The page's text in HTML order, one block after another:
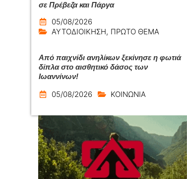
σε Πρέβεζα και Πάργα
05/08/2026
ΑΥΤΟΔΙΟΙΚΗΣΗ, ΠΡΩΤΟ ΘΕΜΑ
Από παιχνίδι ανηλίκων ξεκίνησε η φωτιά
δίπλα στο αισθητικό δάσος των
Ιωαννίνων!
05/08/2026 ΚΟΙΝΩΝΙΑ